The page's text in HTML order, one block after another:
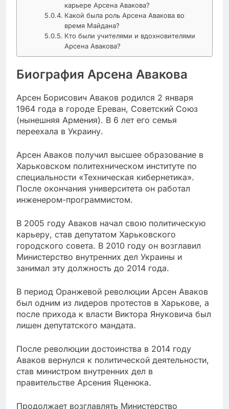
карьере Арсена Авакова?
Какой была роль Арсена Авакова во
время Майдана?
Кто были учителями и вдохновителями
Арсена Авакова?
Биография Арсена Авакова
Арсен Борисович Аваков родился 2 января
1964 года в городе Ереван, Советский Союз
(нынешняя Армения). В 6 лет его семья
переехала в Украину.
Арсен Аваков получил высшее образование в
Харьковском политехническом институте по
специальности «Техническая кибернетика».
После окончания университета он работал
инженером-программистом.
В 2005 году Аваков начал свою политическую
карьеру, став депутатом Харьковского
городского совета. В 2010 году он возглавил
Министерство внутренних дел Украины и
занимал эту должность до 2014 года.
В период Оранжевой революции Арсен Аваков
был одним из лидеров протестов в Харькове, а
после прихода к власти Виктора Януковича был
лишен депутатского мандата.
После революции достоинства в 2014 году
Аваков вернулся к политической деятельности,
став министром внутренних дел в
правительстве Арсения Яценюка.
Продолжает возглавлять Министерство